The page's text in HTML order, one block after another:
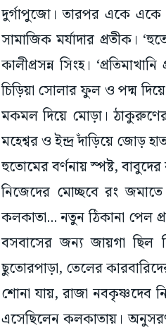
সামাজিক মর্যাদার প্রতীক।
কালীপ্রসন্ন সিংহ।
চিড়িয়া সোলার ফুল ও পদ্ম
মকমল দিয়ে মোড়া।
মহেশ্বর ও ইন্দ্র দাঁড়িয়ে জোড়
হুতোমের বর্ণনায় স্পষ্ট, বাবুদের
নিজেদের মোচ্ছবে রং
কলকাতা... নতুন ঠিকানা পেল
বসবাসের জন্য জায়গা ছিল
ছুতোরপাড়া, তেলের
শোনা যায়, রাজা নবকৃষ্ণদেব
এসেছিলেন কলকাতায়।
জমালেন এশহরে। নতুন